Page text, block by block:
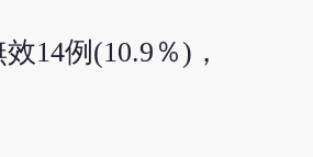
14例(10.9％)，